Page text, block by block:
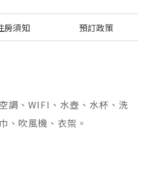
房須知 預訂政策
調、WIFI、水壺、水杯、洗
、吹風機、衣架。